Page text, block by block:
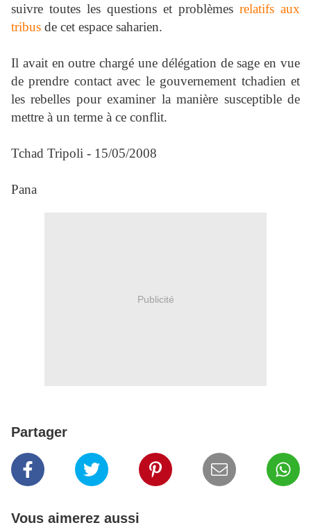
suivre toutes les questions et problèmes relatifs aux
tribus de cet espace saharien.
Il avait en outre chargé une délégation de sage en vue
de prendre contact avec le gouvernement tchadien et
les rebelles pour examiner la manière susceptible de
mettre à un terme à ce conflit.
Tchad Tripoli - 15/05/2008
Pana
Publicité
Partager
Vous aimerez aussi